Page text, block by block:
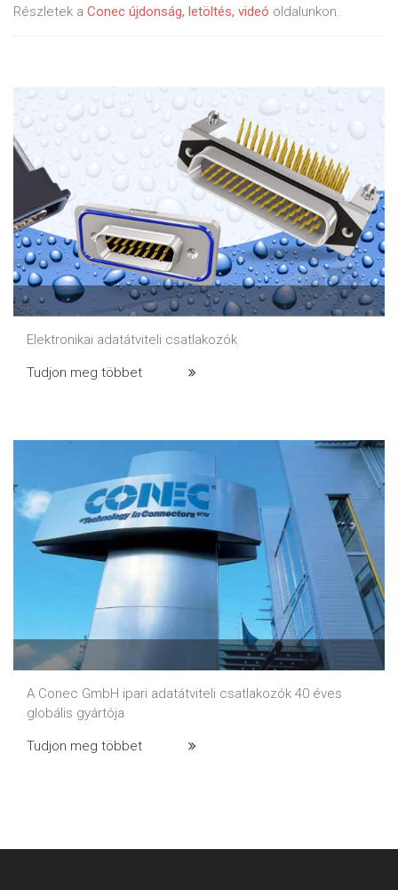
Részletek a Conec újdonság, letöltés, videó oldalunkon.
Elektronikai adatátviteli csatlakozók
Tudjon meg többet
A Conec GmbH ipari adatátviteli csatlakozók 40 éves
globális gyártója
Tudjon meg többet